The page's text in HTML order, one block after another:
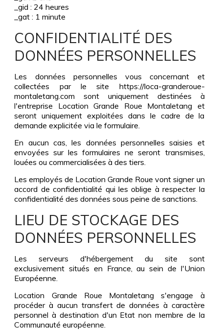
_gid : 24 heures
_gat : 1 minute
CONFIDENTIALITÉ DES
DONNÉES PERSONNELLES
Les données personnelles vous concernant et
collectées par le site https://loca-granderoue-
montaletang.com sont uniquement destinées à
l'entreprise Location Grande Roue Montaletang et
seront uniquement exploitées dans le cadre de la
demande explicitée via le formulaire.
En aucun cas, les données personnelles saisies et
envoyées sur les formulaires ne seront transmises,
louées ou commercialisées à des tiers.
Les employés de Location Grande Roue vont signer un
accord de confidentialité qui les oblige à respecter la
confidentialité des données sous peine de sanctions.
LIEU DE STOCKAGE DES
DONNÉES PERSONNELLES
Les serveurs d'hébergement du site sont
exclusivement situés en France, au sein de l'Union
Européenne.
Location Grande Roue Montaletang s'engage à
procéder à aucun transfert de données à caractère
personnel à destination d'un Etat non membre de la
Communauté européenne.